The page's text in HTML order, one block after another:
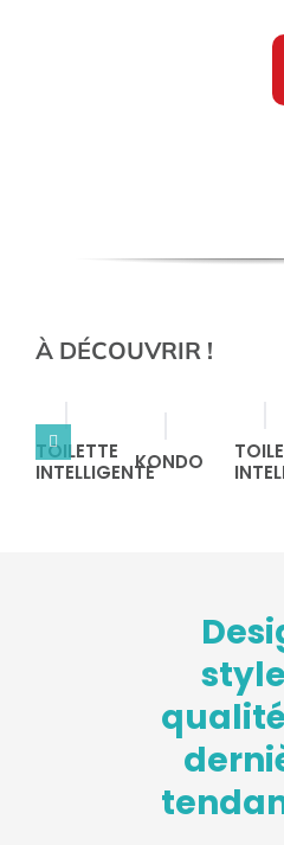
À DÉCOUVRIR !
TOILETTE
INTELLIGENTEKONDO